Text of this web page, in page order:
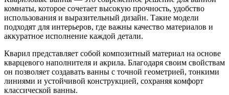
комнаты, которое сочетает высокую прочность, удобство
использования и выразительный дизайн. Такие модели
подходят для интерьеров, где важны качество материалов и
аккуратное исполнение каждой детали.
Кварил представляет собой композитный материал на основе
кварцевого наполнителя и акрила. Благодаря своим свойствам
он позволяет создавать ванны с точной геометрией, тонкими
линиями и устойчивой конструкцией, сохраняя комфорт
классической ванны.